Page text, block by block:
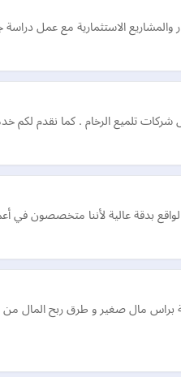
والمشاريع الاستثمارية مع عمل
بدقة عالية لأننا متخصصون في
مال صغير و طرق ربح المال من